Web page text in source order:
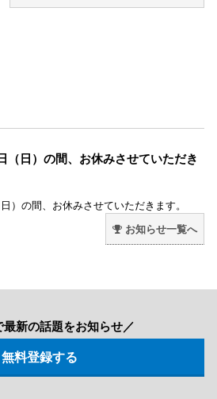
（日）の間、お休みさせていただき
）の間、お休みさせていただきます。
お知らせ一覧へ
最新の話題をお知らせ／